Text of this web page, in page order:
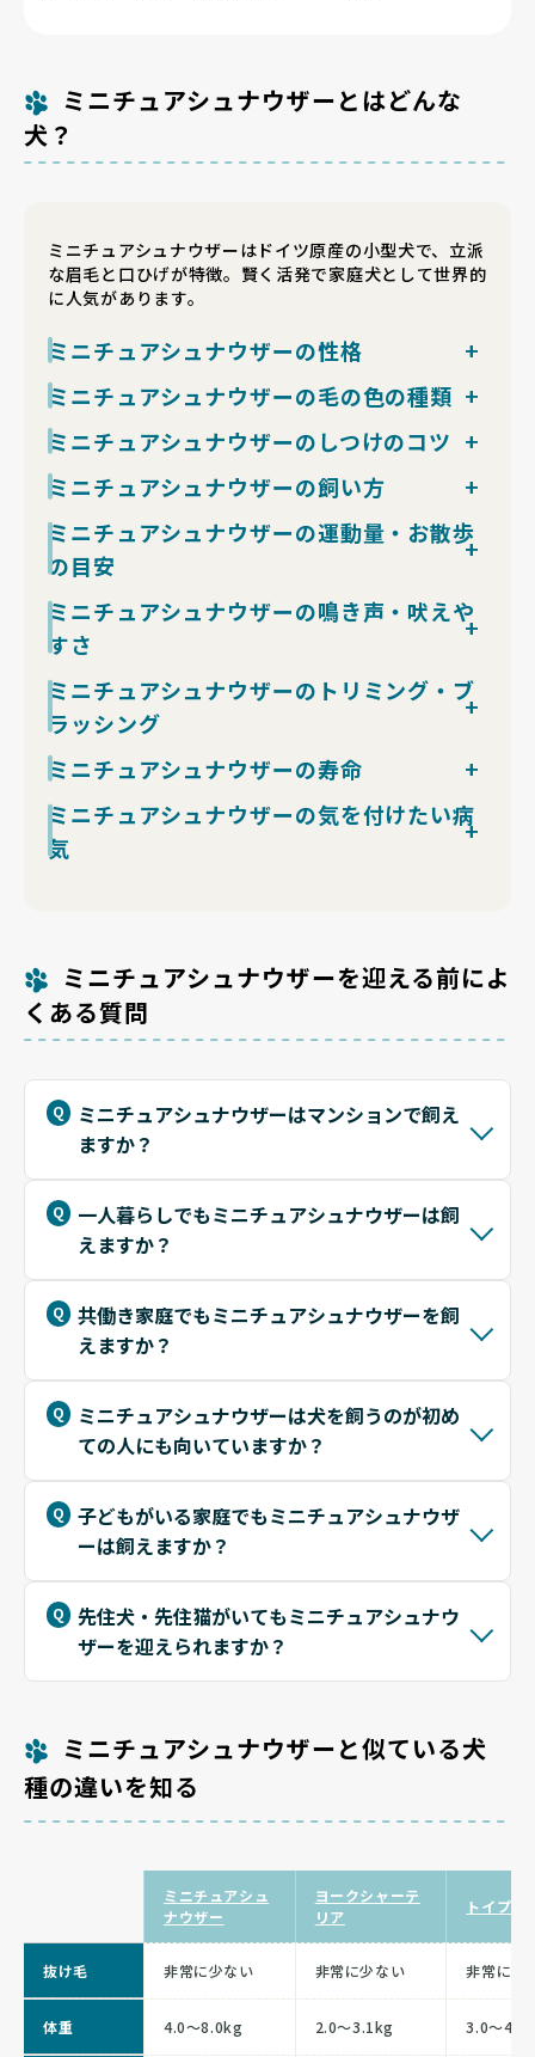
ミニチュアシュナウザーとはどんな
犬？
ミニチュアシュナウザーはドイツ原産の小型犬で、立派
な眉毛と口ひげが特徴。賢く活発で家庭犬として世界的
に人気があります。
ミニチュアシュナウザーの性格
とても知能が高く、人の気持ちをよく察する犬種です。
家族に対して愛情深く、特に飼い主への忠誠心が強いの
が特徴です。一方で警戒心もあり、物音や来客に反応し
て吠えることがありますが、番犬気質とも言えます。
遊び好きでエネルギッシュな反面、状況判断力が高く落
家族と一緒に過ごす時間を大切にする犬です。
ミニチュアシュナウザーの毛の色の種類
犬種標準では主に「ソルト＆ペッパー」「ブラック」
「ブラック＆シルバー」「ホワイト」の4種類がありま
す。最も代表的なのはソルト＆ペッパーで、白と黒が混
ざった独特のグラデーションが魅力です。
ブラックは全身が黒で引き締まった印象、ブラック＆シ
ルバーは眉や脚が銀色に入ります。ホワイトは明るく優
しい雰囲気で近年人気が高まっています。
ミニチュアシュナウザーのしつけのコツ
ミニチュアシュナウザーは知能が高く、お座り・待て・
お手などの基本コマンドの習得は早めですが、テリア気
質ゆえの頑固な一面があり「指示を理解した上で従わな
い」場面が出ます。短時間（1回5〜10分）の褒めて伸
ばすトレーニングが効果的で、強制系のしつけは関係を
壊しやすいタイプ。
トイレは子犬期に「寝起き・食後・遊び後」の誘導を重
ねれば1〜2か月で安定する個体が多めの部類です。警
他犬・他人・生活音を多く経験させた個体を選ぶことが
鍵で、ブリーダーの社会化方針を必ず確認してくださ
ミニチュアシュナウザーの飼い方
ミニチュアシュナウザーは室内飼育が基本で、4〜8kg
のしっかりした体格があるものの、夏場の暑さには弱い
ためエアコン管理が前提です。被毛は抜け毛がほぼない
シングルコート寄りで床掃除の負担は軽い反面、トリミ
ングは1〜2か月に1回（1回6,000〜10,000円）が必須
で、間に週2〜3回のブラッシングを組み込みます。
め、人間の食べ物のおすそ分けは厳禁、おやつ含めた1
日のカロリー管理を徹底してください。留守番は独立心
から6〜8時間まで適応しますが、警戒吠えが留守中の
クレームの種になりやすく、窓や玄関など視覚刺激を遮
断するレイアウトが落ち着きにつながります。
ミニチュアシュナウザーの運動量・お散歩
の目安
中程度の運動量を要する犬種で、目安は1日2回・各30
分の散歩、合計60分程度です。4〜8kgとミニ犬種の中
ではしっかりした体格があり、もとはテリア気質を持つ
作業犬のため、運動不足ではエネルギーの行き場を失っ
て吠え・破壊行動に向かいます。
早歩きでの散歩、軽い障害物遊び、嗅覚を使うノーズワ
で代替すると満足度が上がります。夏場は被毛量がある
り替えてください。
ミニチュアシュナウザーの鳴き声・吠えや
すさ
警戒心が強く吠えやすい部類で、玄関のチャイム・郵便
配達・通行人など外的刺激への反応が活発な犬種です。
テリア系の血筋から「異変は知らせる」性質が強く、番
犬気質と表現されます。声は太めで響きやすいため、戸
建ての隣家・マンションの隣室には届きやすいレベル。
子犬期からの社会化と「吠え→無視」「静か→褒める」
の一貫運用で、要求吠えはほぼ抑え込めます。来客時は
クレートでの待機を習慣化すると、警戒吠えの頻度を物
ミニチュアシュナウザーのトリミング・ブ
ラッシング
定期的なトリミングは必須の犬種です。目安は1～2か
月に1回で、特徴的な眉毛と口ひげを整えます。ブラッ
シングは週2～3回行い、毛玉防止と皮膚チェックを兼
ねましょう。
ダブルコートですが抜け毛は比較的少なめです。サマー
ミニチュアシュナウザーの寿命
平均寿命は12～15歳と小型犬の中では標準的です。適
度な運動、体重管理、歯磨き習慣が長生きの鍵になりま
す。
ミニチュアシュナウザーの気を付けたい病
気
水分摂取を促し、定期的な検診で早期発見を心がけまし
ょう。
ミニチュアシュナウザーを迎える前によ
くある質問
ミニチュアシュナウザーはマンションで飼え
ますか？
一人暮らしでもミニチュアシュナウザーは飼
えますか？
共働き家庭でもミニチュアシュナウザーを飼
えますか？
ミニチュアシュナウザーは犬を飼うのが初め
ての人にも向いていますか？
子どもがいる家庭でもミニチュアシュナウザ
ーは飼えますか？
先住犬・先住猫がいてもミニチュアシュナウ
ザーを迎えられますか？
ミニチュアシュナウザーと似ている犬
種の違いを知る
ミニチュアシュ
ナウザー
ヨークシャーテ
リア
トイプー
抜け毛 非常に少ない 非常に少ない 非常に少
体重 4.0〜8.0kg 2.0〜3.1kg 3.0〜